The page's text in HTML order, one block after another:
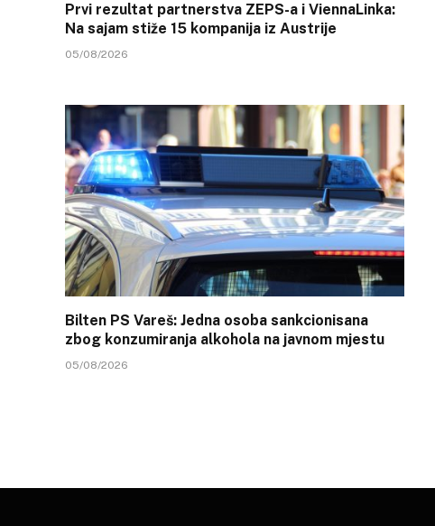
Prvi rezultat partnerstva ZEPS-a i ViennaLinka:
Na sajam stiže 15 kompanija iz Austrije
05/08/2026
Bilten PS Vareš: Jedna osoba sankcionisana
zbog konzumiranja alkohola na javnom mjestu
05/08/2026